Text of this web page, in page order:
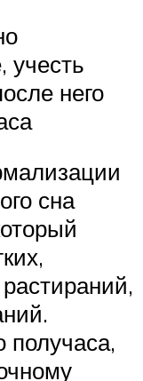
учесть
него
сна
получаса,